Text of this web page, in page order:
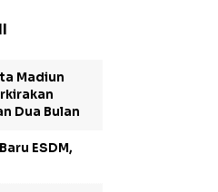
Madiun
Dua Bulan
ESDM,